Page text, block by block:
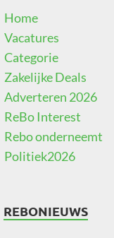
Home
Vacatures
Categorie
Zakelijke Deals
Adverteren 2026
ReBo Interest
Rebo onderneemt
Politiek2026
REBONIEUWS